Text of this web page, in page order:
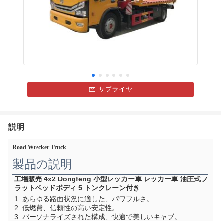
サプライヤ
説明
Road Wrecker Truck
製品の説明
工場販売 4x2 Dongfeng 小型レッカー車 レッカー車 油圧式フ
ラットベッドボディ 5 トンクレーン付き
1. あらゆる路面状況に適した、パワフルさ。
2. 低燃費、信頼性の高い安定性。
3. パーソナライズされた構成、快適で美しいキャブ。